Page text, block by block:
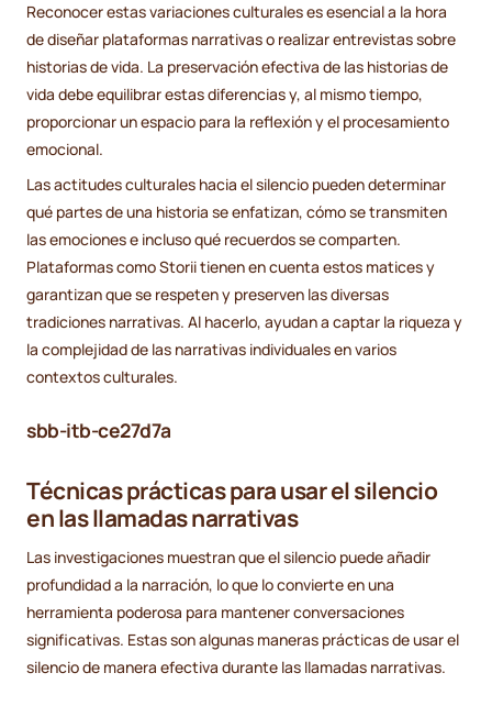
Reconocer estas variaciones culturales es esencial a la hora
de diseñar plataformas narrativas o realizar entrevistas sobre
historias de vida. La preservación efectiva de las historias de
vida debe equilibrar estas diferencias y, al mismo tiempo,
proporcionar un espacio para la reflexión y el procesamiento
emocional.
Las actitudes culturales hacia el silencio pueden determinar
qué partes de una historia se enfatizan, cómo se transmiten
las emociones e incluso qué recuerdos se comparten.
Plataformas como Storii tienen en cuenta estos matices y
garantizan que se respeten y preserven las diversas
tradiciones narrativas. Al hacerlo, ayudan a captar la riqueza y
la complejidad de las narrativas individuales en varios
contextos culturales.
sbb-itb-ce27d7a
Técnicas prácticas para usar el silencio
en las llamadas narrativas
Las investigaciones muestran que el silencio puede añadir
profundidad a la narración, lo que lo convierte en una
herramienta poderosa para mantener conversaciones
significativas. Estas son algunas maneras prácticas de usar el
silencio de manera efectiva durante las llamadas narrativas.